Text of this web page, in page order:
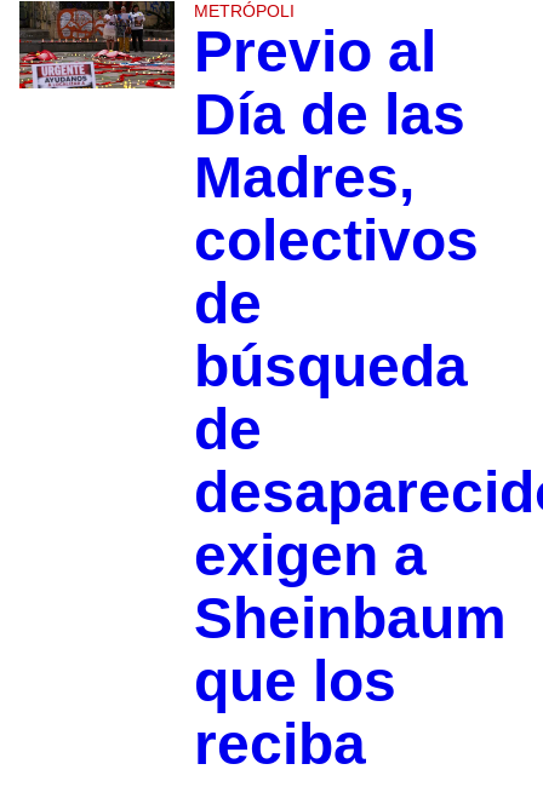
METRÓPOLI
Previo al
Día de las
Madres,
colectivos
de
búsqueda
de
exigen a
Sheinbaum
que los
reciba